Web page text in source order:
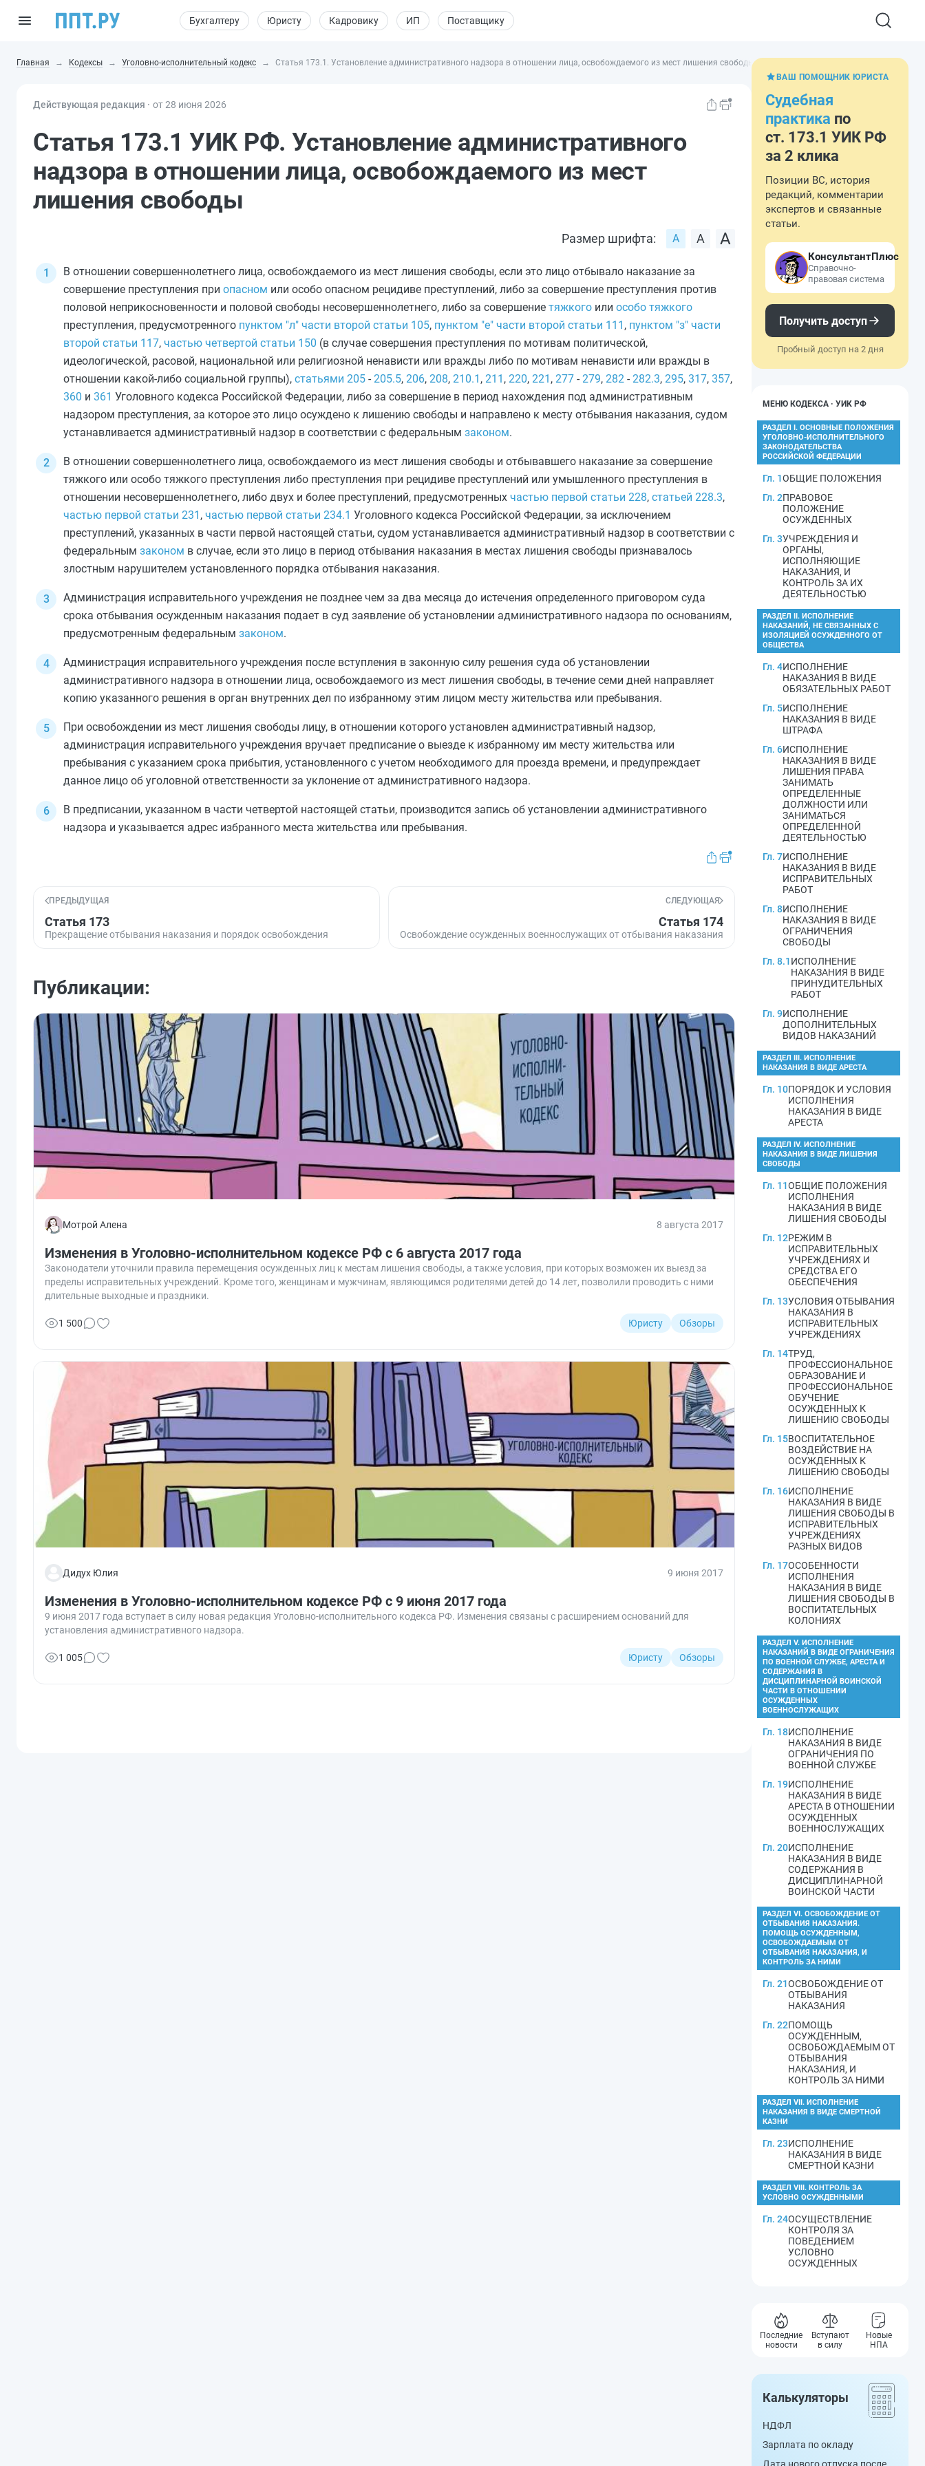
Бухгалтеру Юристу Кадровику ИП Поставщику
Главная Кодексы Уголовно-исполнительный кодекс Статья 173.1. Установление административного надзора в отношении лица, освобождаемого из мест лишения свободы
Действующая редакция ⸱ от 28 июня 2026
Статья 173.1 УИК РФ. Установление административного
надзора в отношении лица, освобождаемого из мест
лишения свободы
Размер шрифта:
В отношении совершеннолетнего лица, освобождаемого из мест лишения свободы, если это лицо отбывало наказание за
совершение преступления при опасном или особо опасном рецидиве преступлений, либо за совершение преступления против
половой неприкосновенности и половой свободы несовершеннолетнего, либо за совершение тяжкого или особо тяжкого
преступления, предусмотренного пунктом "л" части второй статьи 105, пунктом "е" части второй статьи 111 , пунктом "з" части
второй статьи 117, частью четвертой статьи 150 (в случае совершения преступления по мотивам политической,
идеологической, расовой, национальной или религиозной ненависти или вражды либо по мотивам ненависти или вражды в
отношении какой-либо социальной группы), статьями 205 - 205.5, 206, 208, 210.1 , 211 , 220, 221 , 277 - 279, 282 - 282.3, 295, 317, 357,
360 и 361 Уголовного кодекса Российской Федерации, либо за совершение в период нахождения под административным
надзором преступления, за которое это лицо осуждено к лишению свободы и направлено к месту отбывания наказания, судом
устанавливается административный надзор в соответствии с федеральным законом.
В отношении совершеннолетнего лица, освобождаемого из мест лишения свободы и отбывавшего наказание за совершение
тяжкого или особо тяжкого преступления либо преступления при рецидиве преступлений или умышленного преступления в
отношении несовершеннолетнего, либо двух и более преступлений, предусмотренных частью первой статьи 228, статьей 228.3,
частью первой статьи 231 , частью первой статьи 234.1 Уголовного кодекса Российской Федерации, за исключением
преступлений, указанных в части первой настоящей статьи, судом устанавливается административный надзор в соответствии с
федеральным законом в случае, если это лицо в период отбывания наказания в местах лишения свободы признавалось
злостным нарушителем установленного порядка отбывания наказания.
Администрация исправительного учреждения не позднее чем за два месяца до истечения определенного приговором суда
срока отбывания осужденным наказания подает в суд заявление об установлении административного надзора по основаниям,
предусмотренным федеральным законом.
Администрация исправительного учреждения после вступления в законную силу решения суда об установлении
административного надзора в отношении лица, освобождаемого из мест лишения свободы, в течение семи дней направляет
копию указанного решения в орган внутренних дел по избранному этим лицом месту жительства или пребывания.
При освобождении из мест лишения свободы лицу, в отношении которого установлен административный надзор,
администрация исправительного учреждения вручает предписание о выезде к избранному им месту жительства или
пребывания с указанием срока прибытия, установленного с учетом необходимого для проезда времени, и предупреждает
данное лицо об уголовной ответственности за уклонение от административного надзора.
В предписании, указанном в части четвертой настоящей статьи, производится запись об установлении административного
надзора и указывается адрес избранного места жительства или пребывания.
ПРЕДЫДУЩАЯ
Статья 173
Прекращение отбывания наказания и порядок освобождения
СЛЕДУЮЩАЯ
Статья 174
Освобождение осужденных военнослужащих от отбывания наказания
Публикации:
Мотрой Алена 8 августа 2017
Изменения в Уголовно-исполнительном кодексе РФ с 6 августа 2017 года
Законодатели уточнили правила перемещения осужденных лиц к местам лишения свободы, а также условия, при которых возможен их выезд за
пределы исправительных учреждений. Кроме того, женщинам и мужчинам, являющимся родителями детей до 14 лет, позволили проводить с ними
длительные выходные и праздники.
Юристу Обзоры
1 500
Дидух Юлия 9 июня 2017
Изменения в Уголовно-исполнительном кодексе РФ с 9 июня 2017 года
9 июня 2017 года вступает в силу новая редакция Уголовно-исполнительного кодекса РФ. Изменения связаны с расширением оснований для
установления административного надзора.
Юристу Обзоры
1 005
ВАШ ПОМОЩНИК ЮРИСТА
Судебная
практика по
ст. 173.1 УИК РФ
за 2 клика
Позиции ВС, история
редакций, комментарии
экспертов и связанные
статьи.
КонсультантПлюс
Справочно-
правовая система
Получить доступ
Пробный доступ на 2 дня
МЕНЮ КОДЕКСА · УИК РФ
РАЗДЕЛ I. ОСНОВНЫЕ ПОЛОЖЕНИЯ
УГОЛОВНО-ИСПОЛНИТЕЛЬНОГО
ЗАКОНОДАТЕЛЬСТВА
РОССИЙСКОЙ ФЕДЕРАЦИИ
Гл. 1ОБЩИЕ ПОЛОЖЕНИЯ
Гл. 2ПРАВОВОЕ
ПОЛОЖЕНИЕ
ОСУЖДЕННЫХ
Гл. 3УЧРЕЖДЕНИЯ И
ОРГАНЫ,
ИСПОЛНЯЮЩИЕ
НАКАЗАНИЯ, И
КОНТРОЛЬ ЗА ИХ
ДЕЯТЕЛЬНОСТЬЮ
РАЗДЕЛ II. ИСПОЛНЕНИЕ
НАКАЗАНИЙ, НЕ СВЯЗАННЫХ С
ИЗОЛЯЦИЕЙ ОСУЖДЕННОГО ОТ
ОБЩЕСТВА
Гл. 4ИСПОЛНЕНИЕ
НАКАЗАНИЯ В ВИДЕ
ОБЯЗАТЕЛЬНЫХ РАБОТ
Гл. 5ИСПОЛНЕНИЕ
НАКАЗАНИЯ В ВИДЕ
ШТРАФА
Гл. 6ИСПОЛНЕНИЕ
НАКАЗАНИЯ В ВИДЕ
ЛИШЕНИЯ ПРАВА
ЗАНИМАТЬ
ОПРЕДЕЛЕННЫЕ
ДОЛЖНОСТИ ИЛИ
ЗАНИМАТЬСЯ
ОПРЕДЕЛЕННОЙ
ДЕЯТЕЛЬНОСТЬЮ
Гл. 7ИСПОЛНЕНИЕ
НАКАЗАНИЯ В ВИДЕ
ИСПРАВИТЕЛЬНЫХ
РАБОТ
Гл. 8ИСПОЛНЕНИЕ
НАКАЗАНИЯ В ВИДЕ
ОГРАНИЧЕНИЯ
СВОБОДЫ
Гл. 8.1ИСПОЛНЕНИЕ
НАКАЗАНИЯ В ВИДЕ
ПРИНУДИТЕЛЬНЫХ
РАБОТ
Гл. 9ИСПОЛНЕНИЕ
ДОПОЛНИТЕЛЬНЫХ
ВИДОВ НАКАЗАНИЙ
РАЗДЕЛ III. ИСПОЛНЕНИЕ
НАКАЗАНИЯ В ВИДЕ АРЕСТА
Гл. 10ПОРЯДОК И УСЛОВИЯ
ИСПОЛНЕНИЯ
НАКАЗАНИЯ В ВИДЕ
АРЕСТА
РАЗДЕЛ IV. ИСПОЛНЕНИЕ
НАКАЗАНИЯ В ВИДЕ ЛИШЕНИЯ
СВОБОДЫ
Гл. 11ОБЩИЕ ПОЛОЖЕНИЯ
ИСПОЛНЕНИЯ
НАКАЗАНИЯ В ВИДЕ
ЛИШЕНИЯ СВОБОДЫ
Гл. 12РЕЖИМ В
ИСПРАВИТЕЛЬНЫХ
УЧРЕЖДЕНИЯХ И
СРЕДСТВА ЕГО
ОБЕСПЕЧЕНИЯ
Гл. 13УСЛОВИЯ ОТБЫВАНИЯ
НАКАЗАНИЯ В
ИСПРАВИТЕЛЬНЫХ
УЧРЕЖДЕНИЯХ
Гл. 14ТРУД,
ПРОФЕССИОНАЛЬНОЕ
ОБРАЗОВАНИЕ И
ПРОФЕССИОНАЛЬНОЕ
ОБУЧЕНИЕ
ОСУЖДЕННЫХ К
ЛИШЕНИЮ СВОБОДЫ
Гл. 15ВОСПИТАТЕЛЬНОЕ
ВОЗДЕЙСТВИЕ НА
ОСУЖДЕННЫХ К
ЛИШЕНИЮ СВОБОДЫ
Гл. 16ИСПОЛНЕНИЕ
НАКАЗАНИЯ В ВИДЕ
ЛИШЕНИЯ СВОБОДЫ В
ИСПРАВИТЕЛЬНЫХ
УЧРЕЖДЕНИЯХ
РАЗНЫХ ВИДОВ
Гл. 17ОСОБЕННОСТИ
ИСПОЛНЕНИЯ
НАКАЗАНИЯ В ВИДЕ
ЛИШЕНИЯ СВОБОДЫ В
ВОСПИТАТЕЛЬНЫХ
КОЛОНИЯХ
РАЗДЕЛ V. ИСПОЛНЕНИЕ
НАКАЗАНИЙ В ВИДЕ ОГРАНИЧЕНИЯ
ПО ВОЕННОЙ СЛУЖБЕ, АРЕСТА И
СОДЕРЖАНИЯ В
ДИСЦИПЛИНАРНОЙ ВОИНСКОЙ
ЧАСТИ В ОТНОШЕНИИ
ОСУЖДЕННЫХ
ВОЕННОСЛУЖАЩИХ
Гл. 18ИСПОЛНЕНИЕ
НАКАЗАНИЯ В ВИДЕ
ОГРАНИЧЕНИЯ ПО
ВОЕННОЙ СЛУЖБЕ
Гл. 19ИСПОЛНЕНИЕ
НАКАЗАНИЯ В ВИДЕ
АРЕСТА В ОТНОШЕНИИ
ОСУЖДЕННЫХ
ВОЕННОСЛУЖАЩИХ
Гл. 20ИСПОЛНЕНИЕ
НАКАЗАНИЯ В ВИДЕ
СОДЕРЖАНИЯ В
ДИСЦИПЛИНАРНОЙ
ВОИНСКОЙ ЧАСТИ
РАЗДЕЛ VI. ОСВОБОЖДЕНИЕ ОТ
ОТБЫВАНИЯ НАКАЗАНИЯ.
ПОМОЩЬ ОСУЖДЕННЫМ,
ОСВОБОЖДАЕМЫМ ОТ
ОТБЫВАНИЯ НАКАЗАНИЯ, И
КОНТРОЛЬ ЗА НИМИ
Гл. 21ОСВОБОЖДЕНИЕ ОТ
ОТБЫВАНИЯ
НАКАЗАНИЯ
Гл. 22ПОМОЩЬ
ОСУЖДЕННЫМ,
ОСВОБОЖДАЕМЫМ ОТ
ОТБЫВАНИЯ
НАКАЗАНИЯ, И
КОНТРОЛЬ ЗА НИМИ
РАЗДЕЛ VII. ИСПОЛНЕНИЕ
НАКАЗАНИЯ В ВИДЕ СМЕРТНОЙ
КАЗНИ
Гл. 23ИСПОЛНЕНИЕ
НАКАЗАНИЯ В ВИДЕ
СМЕРТНОЙ КАЗНИ
РАЗДЕЛ VIII. КОНТРОЛЬ ЗА
УСЛОВНО ОСУЖДЕННЫМИ
Гл. 24ОСУЩЕСТВЛЕНИЕ
КОНТРОЛЯ ЗА
ПОВЕДЕНИЕМ
УСЛОВНО
ОСУЖДЕННЫХ
Последние
новости
Вступают
в силу
Новые
НПА
Калькуляторы
НДФЛ
Зарплата по окладу